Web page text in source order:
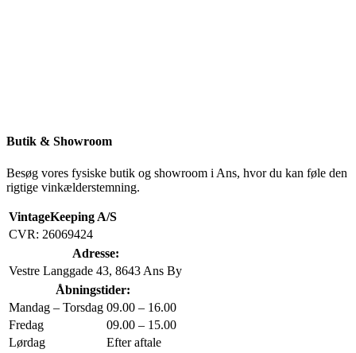
Butik & Showroom
Besøg vores fysiske butik og showroom i Ans, hvor du kan føle den
rigtige vinkælderstemning.
VintageKeeping A/S
CVR: 26069424
Adresse:
Vestre Langgade 43, 8643 Ans By
Åbningstider:
Mandag – Torsdag 09.00 – 16.00
Fredag
09.00 – 15.00
Lørdag
Efter aftale